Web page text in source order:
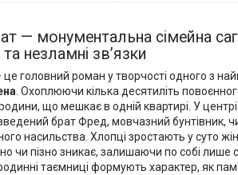
— монументальна сімейна
незламні зв’язки
це головний роман у творчості одного з
. Охоплюючи кілька десятиліть
що мешкає в одній квартирі. У
брат Фред, мовчазний бунтівник,
насильства. Хлопці зростають у суто
чи пізно зникає, залишаючи по собі
таємниці формують характер, як